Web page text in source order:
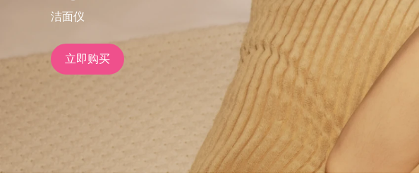
洁面仪
立即购买
issa™ Teeth Whitening Set
FAQ™ Dual LED Panel
热门产品